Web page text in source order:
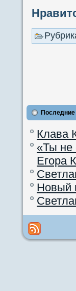
Последние
Клава
«Ты не
Егора
Новый